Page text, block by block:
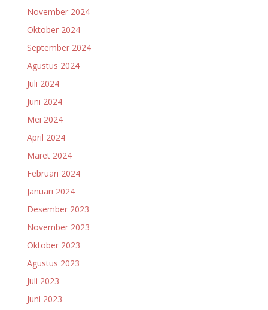
November 2024
Oktober 2024
September 2024
Agustus 2024
Juli 2024
Juni 2024
Mei 2024
April 2024
Maret 2024
Februari 2024
Januari 2024
Desember 2023
November 2023
Oktober 2023
Agustus 2023
Juli 2023
Juni 2023